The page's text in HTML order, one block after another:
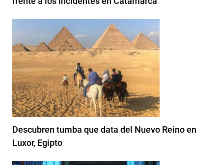
Descubren tumba que data del Nuevo Reino en
Luxor, Egipto